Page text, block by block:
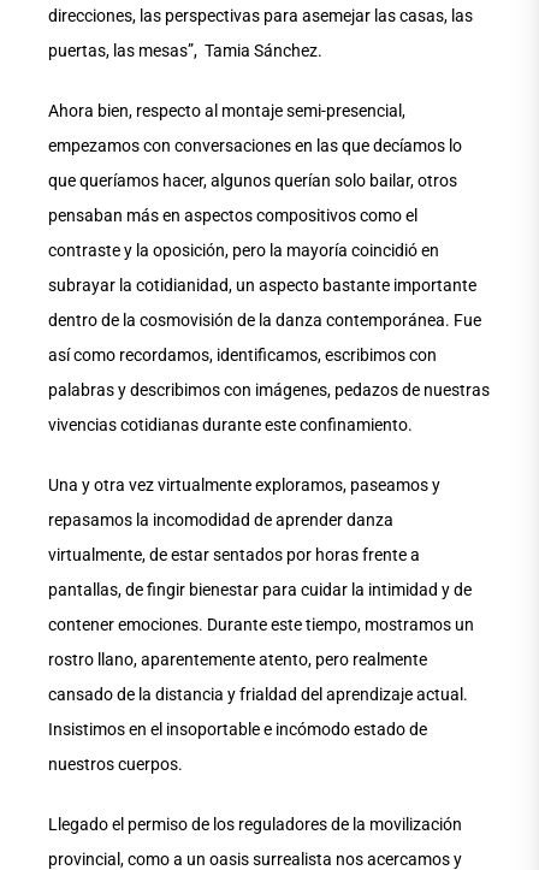
direcciones, las perspectivas para asemejar las casas, las
puertas, las mesas”, Tamia Sánchez.
Ahora bien, respecto al montaje semi-presencial,
empezamos con conversaciones en las que decíamos lo
que queríamos hacer, algunos querían solo bailar, otros
pensaban más en aspectos compositivos como el
contraste y la oposición, pero la mayoría coincidió en
subrayar la cotidianidad, un aspecto bastante importante
dentro de la cosmovisión de la danza contemporánea. Fue
así como recordamos, identificamos, escribimos con
palabras y describimos con imágenes, pedazos de nuestras
vivencias cotidianas durante este confinamiento.
Una y otra vez virtualmente exploramos, paseamos y
repasamos la incomodidad de aprender danza
virtualmente, de estar sentados por horas frente a
pantallas, de fingir bienestar para cuidar la intimidad y de
contener emociones. Durante este tiempo, mostramos un
rostro llano, aparentemente atento, pero realmente
cansado de la distancia y frialdad del aprendizaje actual.
Insistimos en el insoportable e incómodo estado de
nuestros cuerpos.
Llegado el permiso de los reguladores de la movilización
provincial, como a un oasis surrealista nos acercamos y